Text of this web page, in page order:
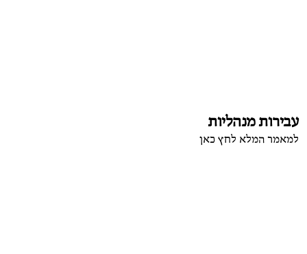
עבירות מנהליות
למאמר המלא לחץ כאן